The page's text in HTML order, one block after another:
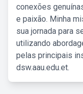
conexões
e paixão. Minha
sua jornada para
utilizando
pelas principais
dsw.aau.edu.et.